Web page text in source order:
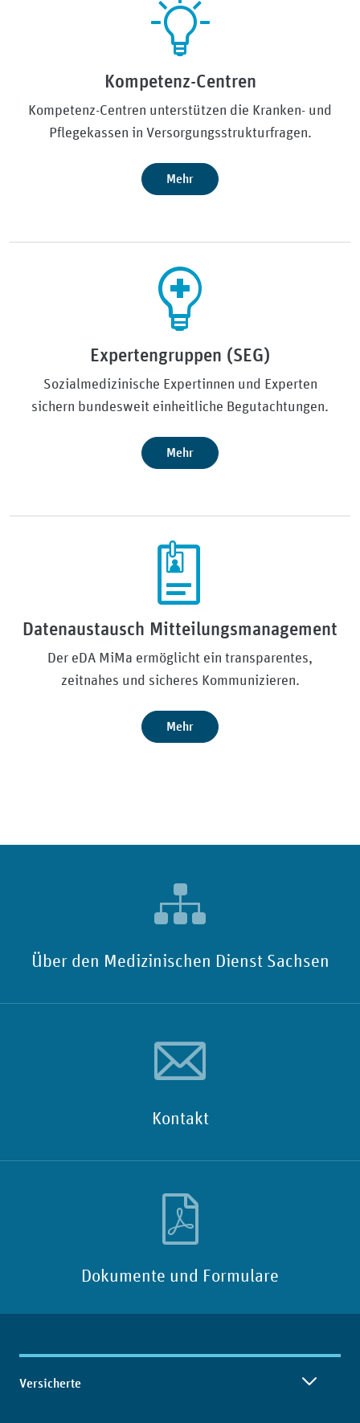
Kompetenz-Centren
Kompetenz-Centren unterstützen die Kranken- und
Pflegekassen in Versorgungsstrukturfragen.
Mehr
Expertengruppen (SEG)
Sozialmedizinische Expertinnen und Experten
sichern bundesweit einheitliche Begutachtungen.
Mehr
Datenaustausch Mitteilungsmanagement
Der eDA MiMa ermöglicht ein transparentes,
zeitnahes und sicheres Kommunizieren.
Mehr
Über den Medizinischen Dienst Sachsen
Kontakt
Dokumente und Formulare
Inhaltsübersicht
Versicherte